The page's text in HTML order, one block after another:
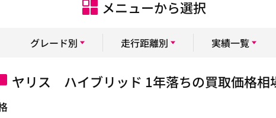
メニューから選択
グレード別 走行距離別 実績一覧
ヤリス ハイブリッド 1年落ちの買取価格相